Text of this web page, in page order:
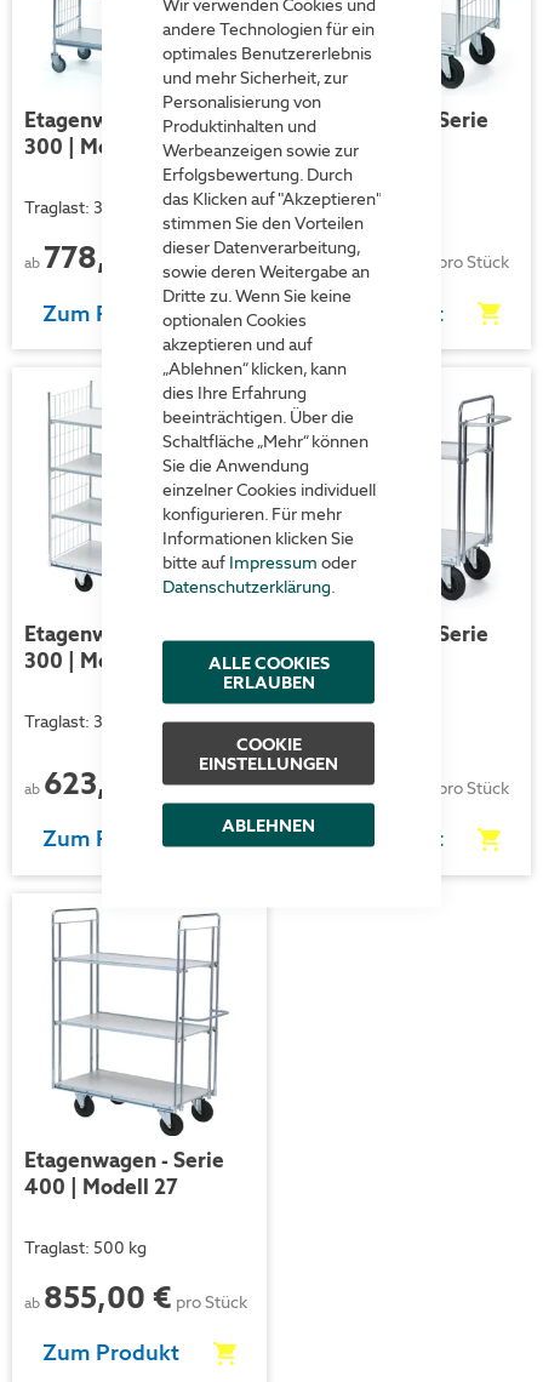
andere Technologien für ein
optimales Benutzererlebnis
und mehr Sicherheit, zur
Personalisierung von
Produktinhalten und
Werbeanzeigen sowie zur
Erfolgsbewertung. Durch
das Klicken auf "Akzeptieren"
stimmen Sie den Vorteilen
dieser Datenverarbeitung,
sowie deren Weitergabe an
Dritte zu. Wenn Sie keine
optionalen Cookies
akzeptieren und auf
„Ablehnen“ klicken, kann
dies Ihre Erfahrung
beeinträchtigen. Über die
Schaltfläche „Mehr“ können
Sie die Anwendung
einzelner Cookies individuell
konfigurieren. Für mehr
Informationen klicken Sie
bitte auf Impressum oder
Datenschutzerklärung
ALLE COOKIES
ERLAUBEN
COOKIE
EINSTELLUNGEN
ABLEHNEN
Etagenwagen - Serie
300 | Modell 12
Traglast: 300 kg
ab 778,00 € pro Stück
Zum Produkt
Etagenwagen - Serie
300 | Modell 22
Traglast: 300 kg
ab 451,00 € pro Stück
Zum Produkt
Etagenwagen - Serie
300 | Modell 24
Traglast: 300 kg
ab 623,00 €pro Stück
Zum Produkt
Etagenwagen - Serie
400 | Modell 25
Traglast: 500 kg
ab667,00 € pro Stück
Zum Produkt
Etagenwagen - Serie
400 | Modell 27
Traglast: 500 kg
ab 855,00 € pro Stück
Zum Produkt